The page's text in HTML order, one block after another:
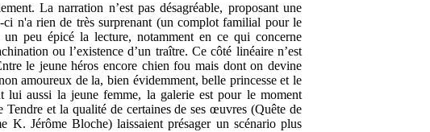
La narration n’est pas désagréable, proposant une
n'a rien de très surprenant (un complot familial pour le
peu épicé la lecture, notamment en ce qui concerne
ou l’existence d’un traître. Ce côté linéaire n’est
le jeune héros encore chien fou mais dont on devine
amoureux de la, bien évidemment, belle princesse et le
aussi la jeune femme, la galerie est pour le moment
et la qualité de certaines de ses œuvres (Quête de
K. Jérôme Bloche) laissaient présager un scénario plus